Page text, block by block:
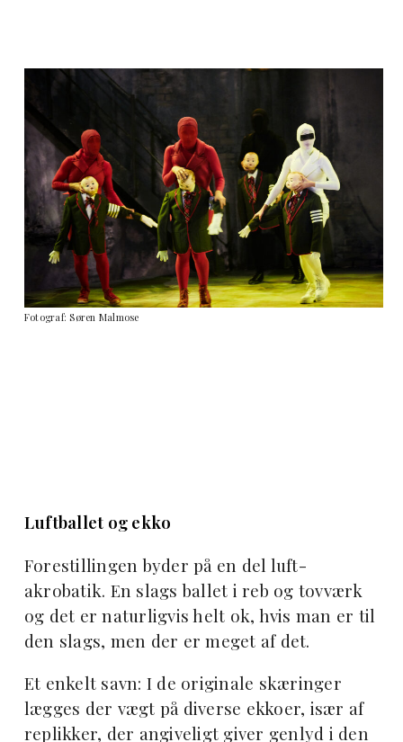
Fotograf: Søren Malmose
Luftballet og ekko
Forestillingen byder på en del luft-
akrobatik. En slags ballet i reb og tovværk
og det er naturligvis helt ok, hvis man er til
den slags, men der er meget af det.
Et enkelt savn: I de originale skæringer
lægges der vægt på diverse ekkoer, især af
replikker, der angiveligt giver genlyd i den